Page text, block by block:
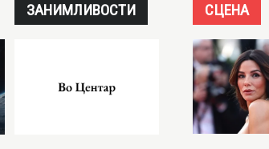
ЗАНИМЛИВОСТИ СЦЕНА